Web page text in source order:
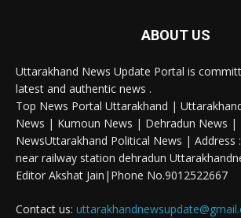
ABOUT US
Uttarakhand News Update Portal is
latest and authentic news .
Top News Portal Uttarakhand |
News | Kumoun News | Dehradun News |
NewsUttarakhand Political News | Address
near railway station dehradun
Editor Akshat Jain|Phone No.9012522667
Contact us: